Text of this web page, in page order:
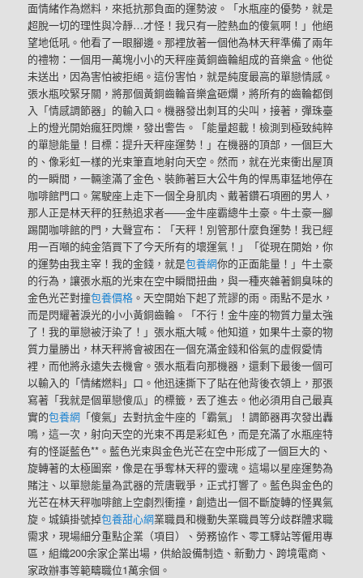
面情緒作為燃料，來抵抗那負面的運勢波。「水瓶座的優勢，就是
超脫一切的理性與冷靜…才怪！我只有一腔熱血的傻氣啊！」他絕
望地低吼。他看了一眼腳邊。那裡放著一個他為林天秤準備了兩年
的禮物：一個用一萬塊小小的天秤座黃銅齒輪組成的音樂盒。他從
未送出，因為害怕被拒絕。這份害怕，就是純度最高的單戀情感。
張水瓶咬緊牙關，將那個黃銅齒輪音樂盒砸爛，將所有的齒輪都倒
入「情感調節器」的輸入口。機器發出刺耳的尖叫，接著，彈珠臺
上的燈光開始瘋狂閃爍，發出警告。「能量超載！檢測到極致純粹
的單戀能量！目標：提升天秤座運勢！」在機器的頂部，一個巨大
的、像彩虹一樣的光束筆直地射向天空。然而，就在光束衝出屋頂
的一瞬間，一輛塗滿了金色、裝飾著巨大公牛角的悍馬車猛地停在
咖啡館門口。駕駛座上走下一個全身肌肉、戴著鑽石項圈的男人，
那人正是林天秤的狂熱追求者——金牛座霸總牛土豪。牛土豪一腳
踢開咖啡館的門，大聲宣布：「天秤！別管那什麼負運勢！我已經
用一百噸的純金箔買下了今天所有的壞運氣！」「從現在開始，你
的運勢由我主宰！我的金錢，就是包養網你的正面能量！」牛土豪
的行為，讓張水瓶的光束在空中瞬間扭曲，與一種夾雜著銅臭味的
金色光芒對撞包養價格 。天空開始下起了荒謬的雨。雨點不是水，
而是閃耀著淚光的小小黃銅齒輪。「不行！金牛座的物質力量太強
了！我的單戀被汙染了！」張水瓶大喊。他知道，如果牛土豪的物
質力量勝出，林天秤將會被困在一個充滿金錢和俗氣的虛假愛情
裡，而他將永遠失去機會。張水瓶看向那機器，還剩下最後一個可
以輸入的「情緒燃料」口。他迅速撕下了貼在他背後衣領上，那張
寫著「我就是個單戀傻瓜」的標籤，丟了進去。他必須用自己最真
實的包養網 「傻氣」去對抗金牛座的「霸氣」！調節器再次發出轟
鳴，這一次，射向天空的光束不再是彩虹色，而是充滿了水瓶座特
有的怪誕藍色**。藍色光束與金色光芒在空中形成了一個巨大的、
旋轉著的太極圖案，像是在爭奪林天秤的靈魂。這場以星座運勢為
賭注、以單戀能量為武器的荒唐戰爭，正式打響了。藍色與金色的
光芒在林天秤咖啡館上空劇烈衝撞，創造出一個不斷旋轉的怪異氣
旋。城鎮掛號掉包養甜心網業職員和機動失業職員等分歧群體求職
需求，現場細分重點企業（項目）、勞務協作、零工驛站等僱用專
區，組織200余家企業出場，供給設備制造、新動力、跨境電商、
家政辦事等範疇職位1萬余個。